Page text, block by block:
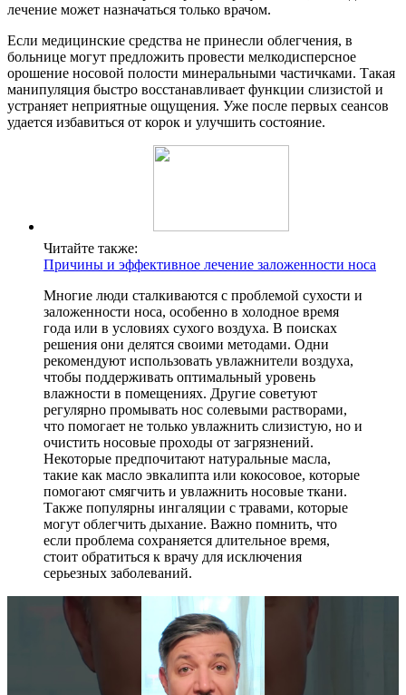
лечение может назначаться только врачом.
Если медицинские средства не принесли облегчения, в
больнице могут предложить провести мелкодисперсное
орошение носовой полости минеральными частичками. Такая
манипуляция быстро восстанавливает функции слизистой и
устраняет неприятные ощущения. Уже после первых сеансов
удается избавиться от корок и улучшить состояние.
Читайте также:
Причины и эффективное лечение заложенности носа
Многие люди сталкиваются с проблемой сухости и
заложенности носа, особенно в холодное время
года или в условиях сухого воздуха. В поисках
решения они делятся своими методами. Одни
рекомендуют использовать увлажнители воздуха,
чтобы поддерживать оптимальный уровень
влажности в помещениях. Другие советуют
регулярно промывать нос солевыми растворами,
что помогает не только увлажнить слизистую, но и
очистить носовые проходы от загрязнений.
Некоторые предпочитают натуральные масла,
такие как масло эвкалипта или кокосовое, которые
помогают смягчить и увлажнить носовые ткани.
Также популярны ингаляции с травами, которые
могут облегчить дыхание. Важно помнить, что
если проблема сохраняется длительное время,
стоит обратиться к врачу для исключения
серьезных заболеваний.